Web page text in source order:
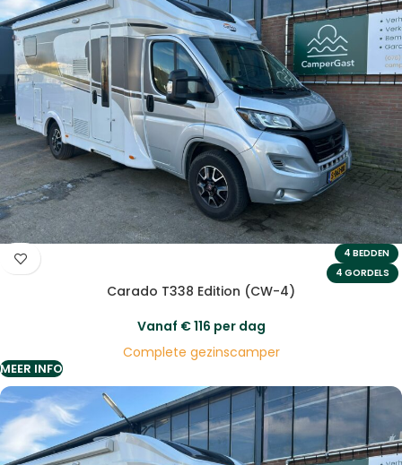
4 BEDDEN
4 GORDELS
Carado T338 Edition (CW-4)
Vanaf €116 per dag
Complete gezinscamper
MEER INFO